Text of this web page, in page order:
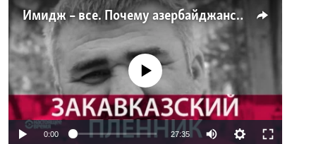
Имидж – все. Почему азербайджанские правозащитники и независимые журналисты попадают в тюрьму
No media source currently available
0:00 27:35